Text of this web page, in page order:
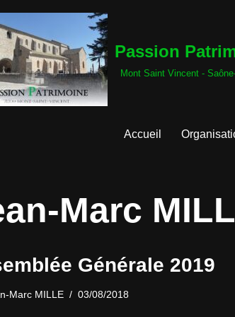
Passion
Mont Saint Vincent -
Accueil
Marc
Générale 2019
Marc MILLE 03/08/2018